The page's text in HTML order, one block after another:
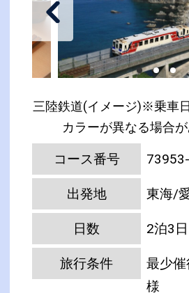
三陸鉄道(イメージ)※乗車
カラーが異なる場合が
コース番号
出発地 東海/
日数 2泊3日
旅行条件
最少
様